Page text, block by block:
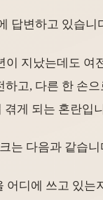
답변하고 있습니
지났는데도 여
고, 다른 한 손
겪게 되는 혼란입
는 다음과 같습니
어디에 쓰고 있는